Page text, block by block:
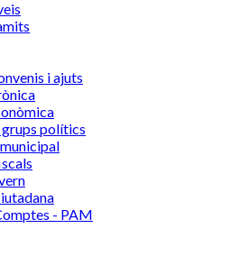
i ajuts
polítics
- PAM